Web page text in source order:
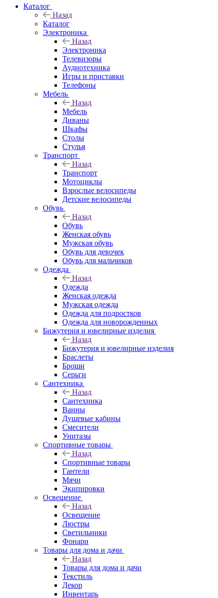
Каталог
Назад
Каталог
Электроника
Назад
Электроника
Телевизоры
Аудиотехника
Игры и приставки
Телефоны
Мебель
Назад
Мебель
Диваны
Шкафы
Столы
Стулья
Транспорт
Назад
Транспорт
Мотоциклы
Взрослые велосипеды
Детские велосипеды
Обувь
Назад
Обувь
Женская обувь
Мужская обувь
Обувь для девочек
Обувь для мальчиков
Одежда
Назад
Одежда
Женская одежда
Мужская одежда
Одежда для подростков
Одежда для новорожденных
Бижутерия и ювелирные изделия
Назад
Бижутерия и ювелирные изделия
Браслеты
Броши
Серьги
Сантехника
Назад
Сантехника
Ванны
Душевые кабины
Смесители
Унитазы
Спортивные товары
Назад
Спортивные товары
Гантели
Мячи
Экипировки
Освещение
Назад
Освещение
Люстры
Светильники
Фонари
Товары для дома и дачи
Назад
Товары для дома и дачи
Текстиль
Декор
Инвентарь